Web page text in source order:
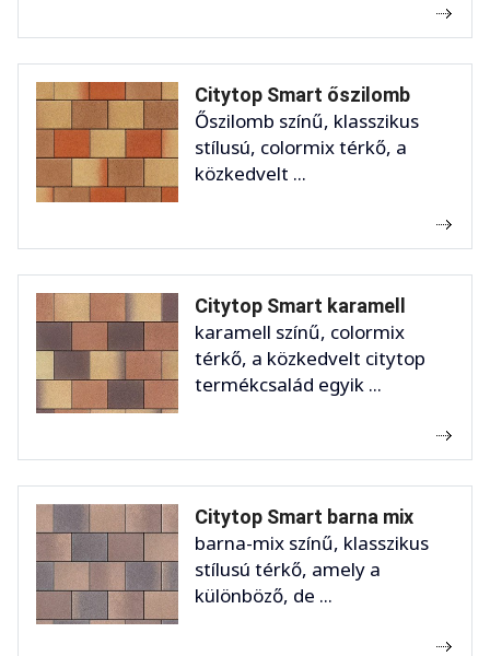
Citytop Smart őszilomb
Őszilomb színű, klasszikus
stílusú, colormix térkő, a
közkedvelt ...
Citytop Smart karamell
karamell színű, colormix
térkő, a közkedvelt citytop
termékcsalád egyik ...
Citytop Smart barna mix
barna-mix színű, klasszikus
stílusú térkő, amely a
különböző, de ...